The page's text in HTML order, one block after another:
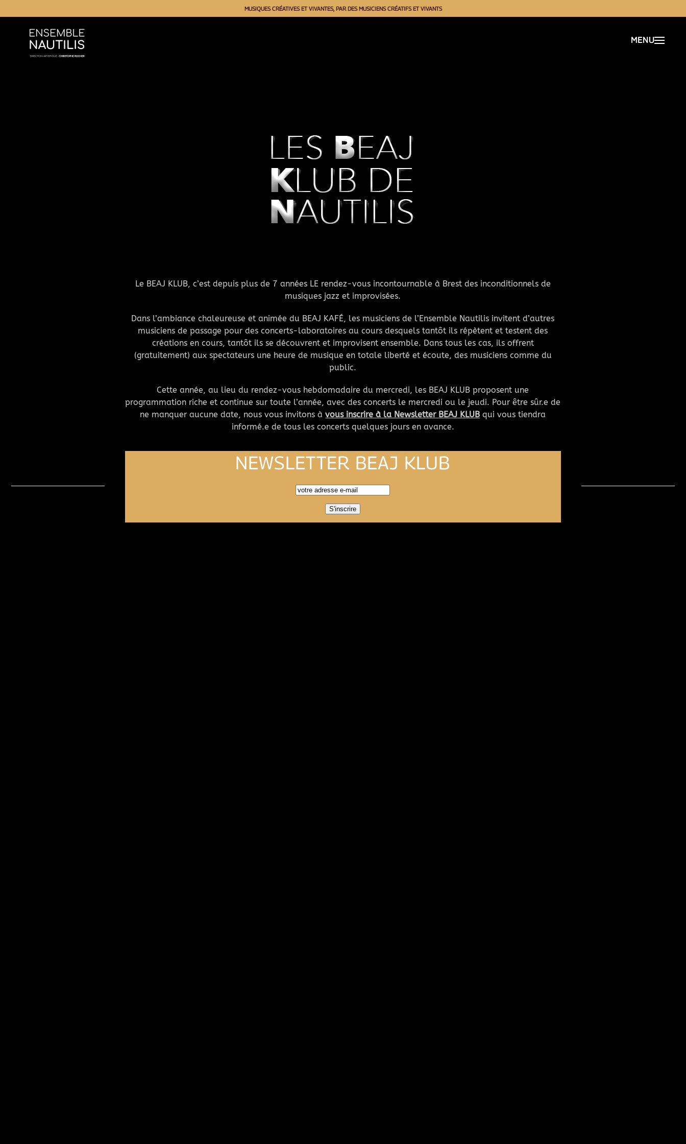
MUSIQUES CRÉATIVES ET VIVANTES, PAR DES MUSICIENS CRÉATIFS ET VIVANTS
Le BEAJ KLUB, c’est depuis plus de 7 années LE rendez-vous incontournable à Brest des inconditionnels de
musiques jazz et improvisées.
Dans l’ambiance chaleureuse et animée du BEAJ KAFÉ, les musiciens de l’Ensemble Nautilis invitent d’autres
musiciens de passage pour des concerts-laboratoires au cours desquels tantôt ils répètent et testent des
créations en cours, tantôt ils se découvrent et improvisent ensemble. Dans tous les cas, ils offrent
(gratuitement) aux spectateurs une heure de musique en totale liberté et écoute, des musiciens comme du
public.
Cette année, au lieu du rendez-vous hebdomadaire du mercredi, les BEAJ KLUB proposent une
programmation riche et continue sur toute l’année, avec des concerts le mercredi ou le jeudi. Pour être sûr.e de
ne manquer aucune date, nous vous invitons àvous inscrire à la Newsletter BEAJ KLUB qui vous tiendra
informé.e de tous les concerts quelques jours en avance.
NEWSLETTER BEAJ KLUB